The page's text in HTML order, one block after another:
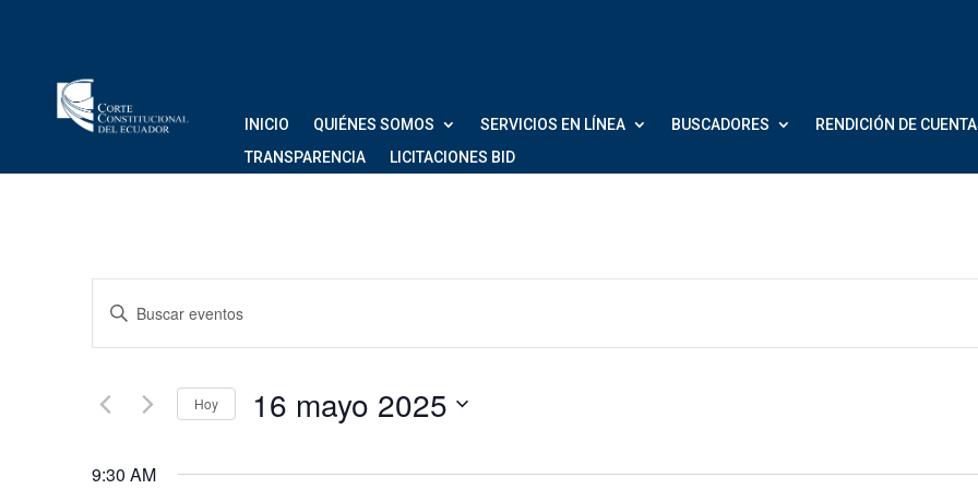
INICIO QUIÉNES SOMOS SERVICIOS EN LÍNEA BUSCADORES
RENDICIÓN DE
TRANSPARENCIA
LICITACIONES BID
Navegación
de
búsqueda
y
vistas
Introduce
Busca
Hoy 16 mayo 2025
9:30 AM